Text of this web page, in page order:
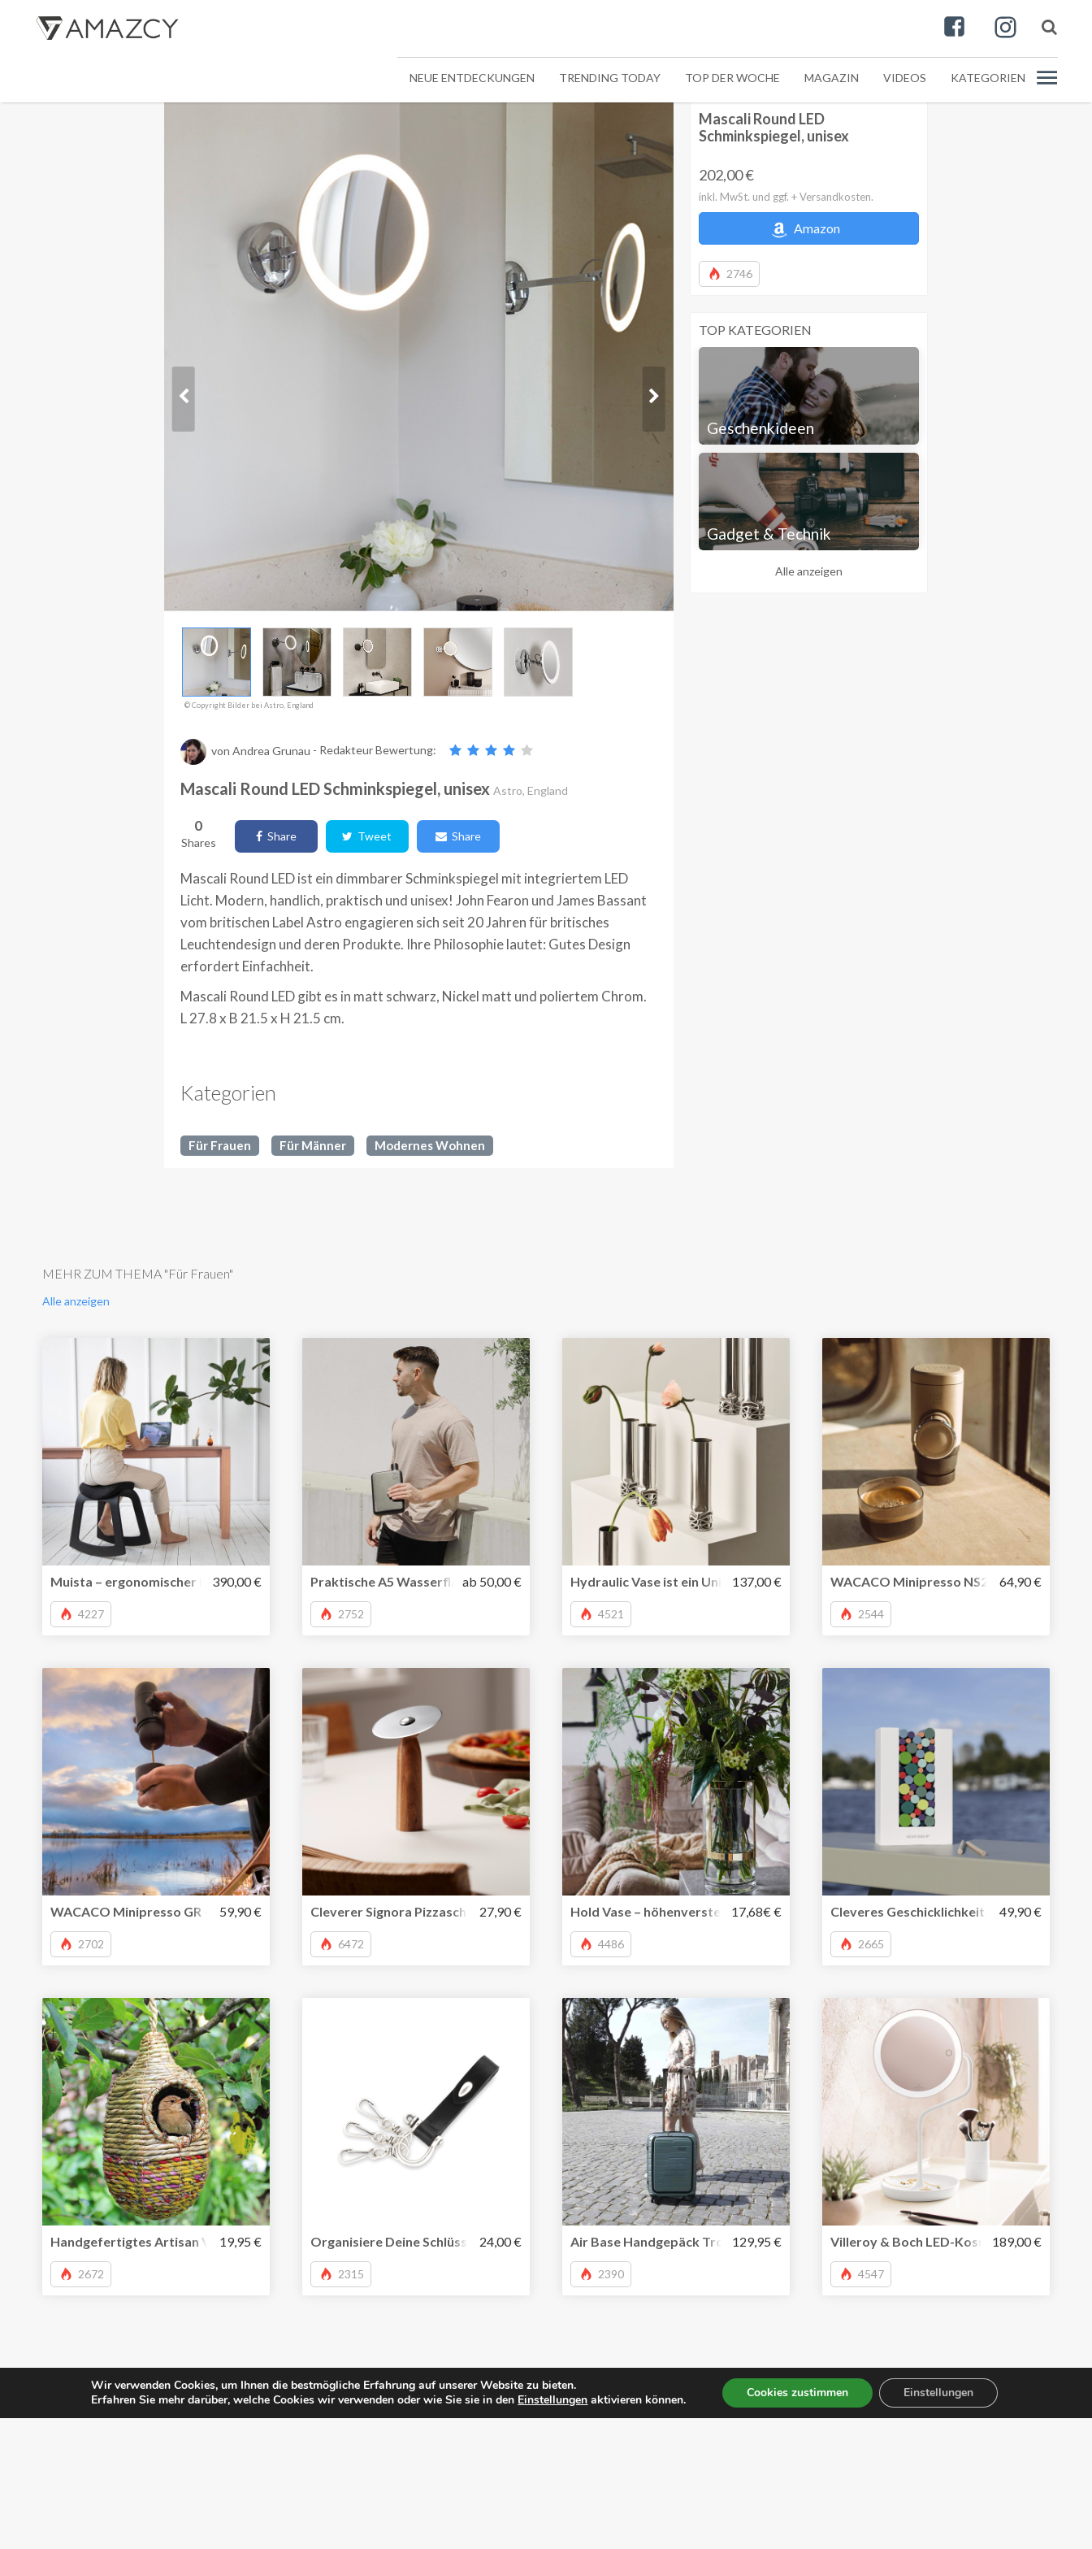
NEUE ENTDECKUNGEN TRENDING TODAY TOP DER WOCHE MAGAZIN VIDEOS KATEGORIEN
© Copyright Bilder bei Astro, England
von Andrea Grunau - Redakteur Bewertung:
Mascali Round LED Schminkspiegel, unisex Astro, England
0
Shares Share Tweet Share
Mascali Round LED ist ein dimmbarer Schminkspiegel mit integriertem LED
Licht. Modern, handlich, praktisch und unisex! John Fearon und James Bassant
vom britischen Label Astro engagieren sich seit 20 Jahren für britisches
Leuchtendesign und deren Produkte. Ihre Philosophie lautet: Gutes Design
erfordert Einfachheit.
Mascali Round LED gibt es in matt schwarz, Nickel matt und poliertem Chrom.
L 27.8 x B 21.5 x H 21.5 cm.
Kategorien
Für Frauen Für Männer Modernes Wohnen
Mascali Round LED
Schminkspiegel, unisex
202,00€
inkl. MwSt. und ggf. + Versandkosten.
Amazon
2746
TOP KATEGORIEN
Geschenkideen
Gadget & Technik
Alle anzeigen
MEHR ZUM THEMA "Für Frauen"
Alle anzeigen
Muista – ergonomischer Hocker stärkt die Rückenmuskulatur im Büro und Home Office
390,00 €
4227
Praktische A5 Wasserflasche von memobottle jetzt auch in Edelstahl
ab 50,00 €
2752
Hydraulic Vase ist ein Unikat aus Edelstahl
137,00 €
4521
WACACO Minipresso NS2- tragbare
64,90 €
2544
WACACO Minipresso GR – kleine, tragbare Espressomaschine für unterwegs
59,90 €
2702
Cleverer Signora Pizzaschneider
27,90 €
6472
Hold Vase – höhenverstellbare Glasvase für Deine Lieblingsblumen
17,68€ €
4486
Cleveres Geschicklichkeitsspiel Woodman
49,90 €
2665
Handgefertigtes Artisan Vogelnest aus Seegras und recycelten Saris
19,95 €
2672
Organisiere Deine Schlüssel mit dem edlen Arthur-Schlüsselanhänger aus Leder
24,00 €
2315
Air Base Handgepäck Trolley S+ von travelite mit Vortasche
129,95 €
2390
Villeroy & Boch LED-Kosmetikspiegel und
189,00 €
4547
Wir verwenden Cookies, um Ihnen die bestmögliche Erfahrung auf unserer Website zu bieten.
Erfahren Sie mehr darüber, welche Cookies wir verwenden oder wie Sie sie in den Einstellungen aktivieren können. Cookies zustimmen Einstellungen